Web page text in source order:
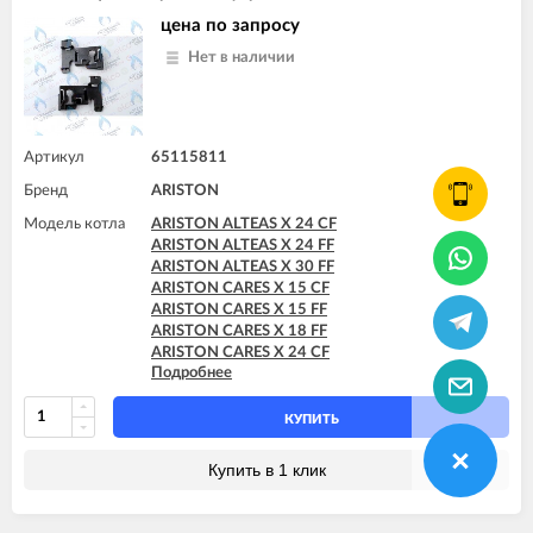
ARISTON GENUS X 30 FF
ARISTON GENUS X 35 FF
цена по запросу
Нет в наличии
Артикул 65115811
Бренд ARISTON
Модель котла
ARISTON ALTEAS X 24 CF
ARISTON ALTEAS X 24 FF
ARISTON ALTEAS X 30 FF
ARISTON CARES X 15 CF
ARISTON CARES X 15 FF
ARISTON CARES X 18 FF
ARISTON CARES X 24 CF
ARISTON CARES X 24 FF
ARISTON CARES X SYSTEM 24 CF
ARISTON CARES X SYSTEM 24 FF
ARISTON CLAS X 24 FF
ARISTON CLAS X SYSTEM 24 CF
Подробнее
КУПИТЬ
Купить в 1 клик